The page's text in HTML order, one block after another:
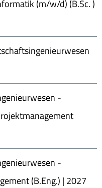
(m/w/d) (B.Sc. )
-
-
(B.Eng.) | 2027